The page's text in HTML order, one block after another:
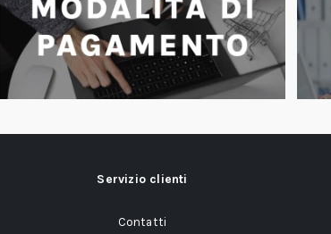
Servizio clienti
Contatti